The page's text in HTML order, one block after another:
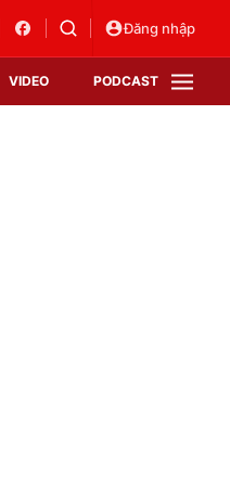
Đăng nhập
VIDEO PODCAST